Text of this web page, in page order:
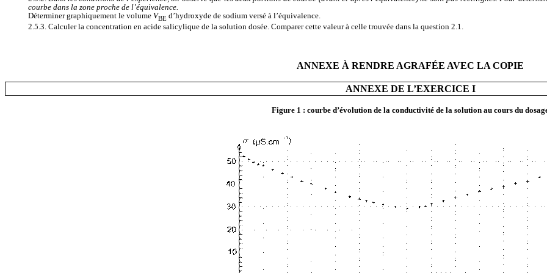
courbe dans la zone proche de l’équivalence.
Déterminer graphiquement le volume VBE d’hydroxyde de sodium versé à l’équivalence.
2.5.3. Calculer la concentration en acide salicylique de la solution dosée. Comparer cette valeur à celle trouvée dans la question 2.1.
ANNEXE À RENDRE AGRAFÉE AVEC LA COPIE
ANNEXE DE L’EXERCICE I
Figure 1 : courbe d’évolution de la conductivité de la solution au cours du